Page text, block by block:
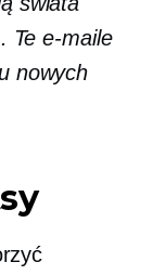
Te e-maile
nowych